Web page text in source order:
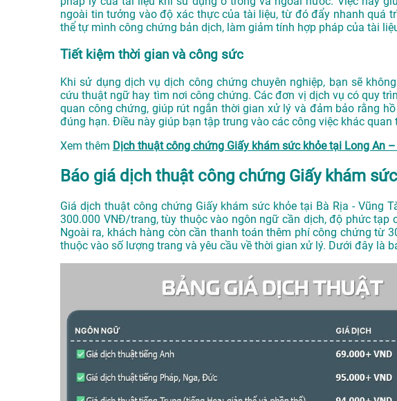
ngoài tin tưởng vào độ xác thực của tài liệu, từ đó đẩy nhanh quá
thể tự mình công chứng bản dịch, làm giảm tính hợp pháp của tài
Tiết kiệm thời gian và công sức
Khi sử dụng dịch vụ dịch công chứng chuyên nghiệp, bạn sẽ
cứu thuật ngữ hay tìm nơi công chứng. Các đơn vị dịch vụ có quy
quan công chứng, giúp rút ngắn thời gian xử lý và đảm bảo rằng
đúng hạn. Điều này giúp bạn tập trung vào các công việc khác
Xem thêm Dịch thuật công chứng Giấy khám sức khỏe tại Long An –
Báo giá dịch thuật công chứng Giấy khám
Giá dịch thuật công chứng Giấy khám sức khỏe tại Bà Rịa - Vũng
300.000 VNĐ/trang, tùy thuộc vào ngôn ngữ cần dịch, độ phức tạp
Ngoài ra, khách hàng còn cần thanh toán thêm phí công chứng từ
thuộc vào số lượng trang và yêu cầu về thời gian xử lý. Dưới đây là